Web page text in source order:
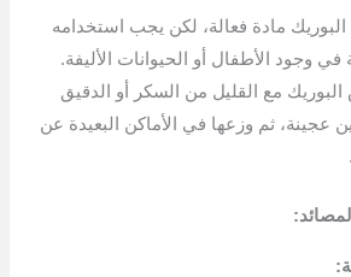
مادة فعالة، لكن يجب استخدامه
وجود الأطفال أو الحيوانات الأليفة.
مع القليل من السكر أو الدقيق
عجينة، ثم وزعها في الأماكن البعيدة عن